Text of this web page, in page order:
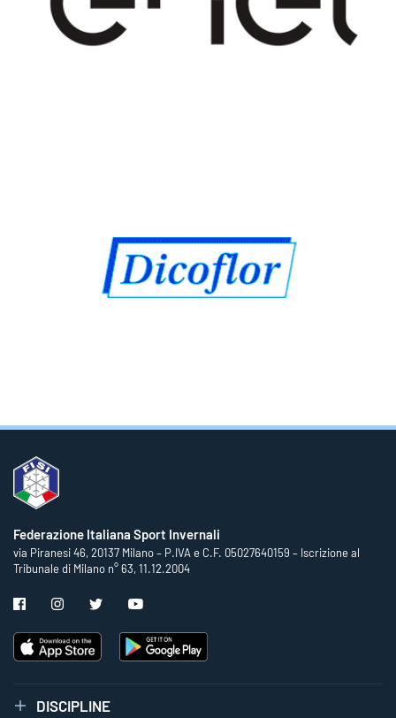
Federazione Italiana Sport Invernali
via Piranesi 46, 20137 Milano – P.IVA e C.F. 05027640159 – Iscrizione al
Tribunale di Milano n° 63, 11.12.2004
DISCIPLINE